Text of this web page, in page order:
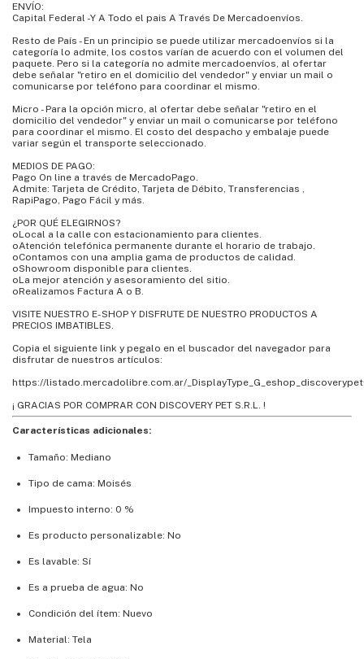
ENVÍO:
Capital Federal -Y A Todo el pais A Través De Mercadoenvíos.
Resto de País - En un principio se puede utilizar mercadoenvíos si la
categoría lo admite, los costos varían de acuerdo con el volumen del
paquete. Pero si la categoría no admite mercadoenvíos, al ofertar
debe señalar "retiro en el domicilio del vendedor" y enviar un mail o
comunicarse por teléfono para coordinar el mismo.
Micro - Para la opción micro, al ofertar debe señalar "retiro en el
domicilio del vendedor" y enviar un mail o comunicarse por teléfono
para coordinar el mismo. El costo del despacho y embalaje puede
variar según el transporte seleccionado.
MEDIOS DE PAGO:
Pago On line a través de MercadoPago.
Admite: Tarjeta de Crédito, Tarjeta de Débito, Transferencias ,
RapiPago, Pago Fácil y más.
¿POR QUÉ ELEGIRNOS?
oLocal a la calle con estacionamiento para clientes.
oAtención telefónica permanente durante el horario de trabajo.
oContamos con una amplia gama de productos de calidad.
oShowroom disponible para clientes.
oLa mejor atención y asesoramiento del sitio.
oRealizamos Factura A o B.
VISITE NUESTRO E-SHOP Y DISFRUTE DE NUESTRO PRODUCTOS A
PRECIOS IMBATIBLES.
Copia el siguiente link y pegalo en el buscador del navegador para
disfrutar de nuestros artículos:
https://listado.mercadolibre.com.ar/
¡ GRACIAS POR COMPRAR CON DISCOVERY PET S.R.L. !
Características adicionales:
Tamaño: Mediano
Tipo de cama: Moisés
Impuesto interno: 0 %
Es producto personalizable: No
Es lavable: Sí
Es a prueba de agua: No
Condición del ítem: Nuevo
Material: Tela